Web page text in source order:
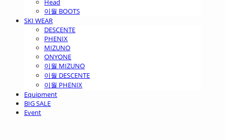
Head
이월 BOOTS
SKI WEAR
DESCENTE
PHENIX
MIZUNO
ONYONE
이월 MIZUNO
이월 DESCENTE
이월 PHENIX
Equipment
BIG SALE
Event